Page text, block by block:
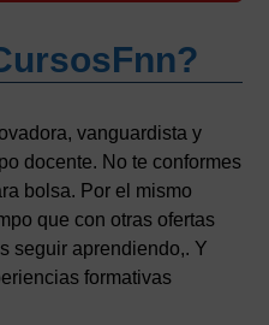
vanguardista y
docente. No te conformes
bolsa. Por el mismo
que con otras ofertas
seguir aprendiendo,. Y
formativas